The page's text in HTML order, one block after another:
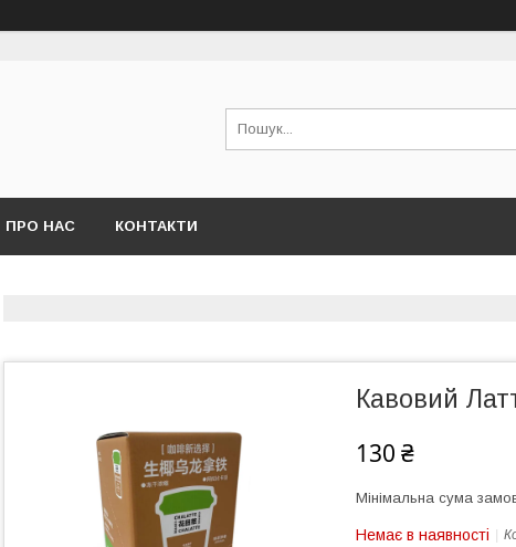
ПРО НАС КОНТАКТИ
Кавовий
130 ₴
Мінімальна сума
Немає в наявності